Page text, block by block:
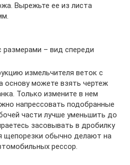
Вырежьте ее из листа
размерами – вид спереди
измельчителя веток с
можете взять чертеж
Только измените в нем
напрессовать подобранные
части лучше уменьшить до
засовывать в дробилку
щепорезки обычно делают на
рессор.